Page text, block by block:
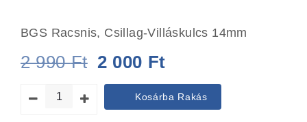
BGS Racsnis, Csillag-Villáskulcs 14mm
2 990Ft Original
price
was:
2 000 Ft
price
is:
Kosárba Rakás